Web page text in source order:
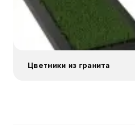
Цветники из гранита